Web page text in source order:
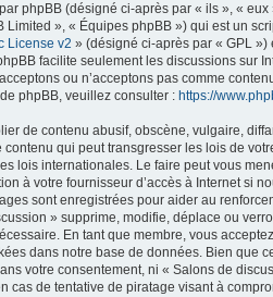
phpBB (désigné ci-après par « ils », «
Limited », « Équipes phpBB ») qui est un
License v2 » (désigné ci-après par « GPL
facilite seulement les discussions sur
ou n’acceptons pas comme
phpBB, veuillez consulter : https://
de contenu abusif, obscène, vulgaire,
qui peut transgresser les lois de
lois internationales. Le faire peut vous
à votre fournisseur d’accès à Internet si
sont enregistrées pour aider au
» supprime, modifie, déplace ou
En tant que membre, vous
dans notre base de données. Bien que
votre consentement, ni « Salons de
cas de tentative de piratage visant à